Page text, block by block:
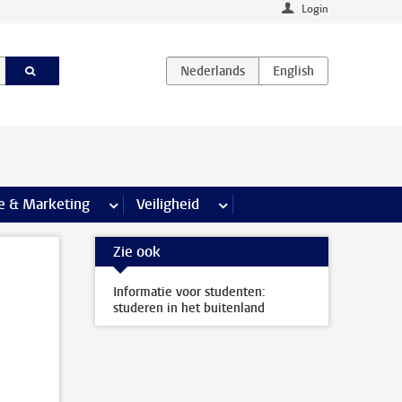
Login
& Marketing meer Communicatie & Marketing pagina’s
Veiligheid meer Veiligheid pagina’s
Zie ook
Informatie voor studenten:
studeren in het buitenland